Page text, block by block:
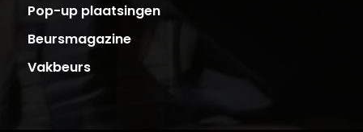
Pop-up plaatsingen
Beursmagazine
Vakbeurs